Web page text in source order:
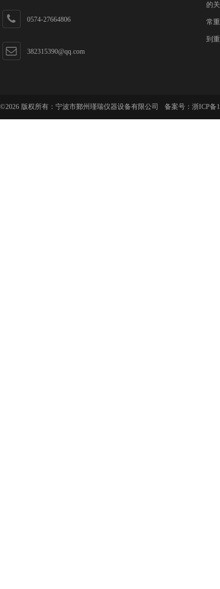
0574-27664806
382315390@qq.com
的
常
到
©2026 版权所有：宁波市鄞州瑾瑞仪器设备有限公司 备案号： 浙ICP备